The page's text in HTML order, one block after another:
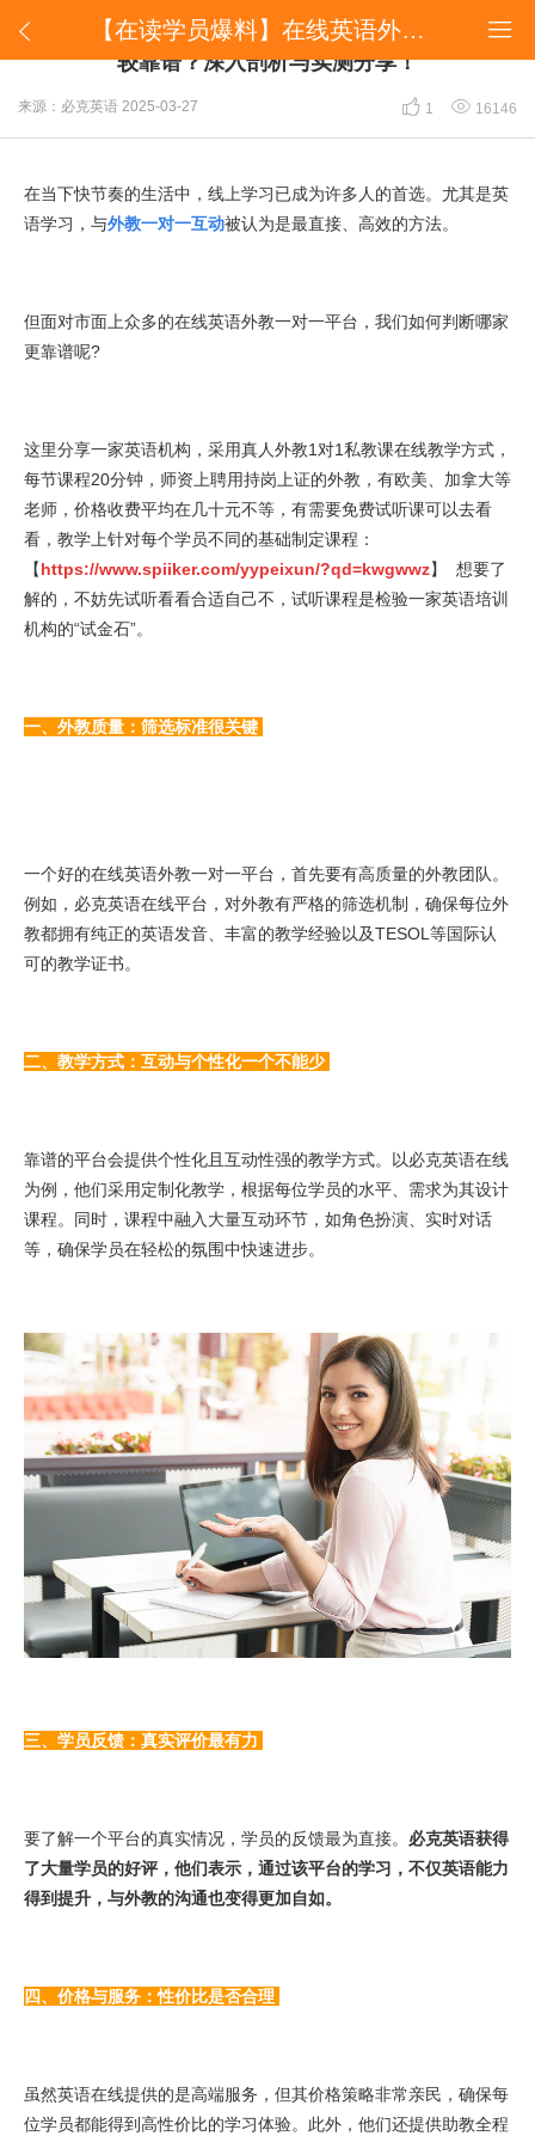
 
【在读学员爆料】在线英语外教一对一，哪一家比较靠谱？深入剖析与实测分享！
【在读学员爆料】在线英语外教一对一，哪一家比
较靠谱？深入剖析与实测分享！
来源：必克英语 2025-03-27  1  16146
在当下快节奏的生活中，线上学习已成为许多人的首选。尤其是英
语学习，与外教一对一互动被认为是最直接、高效的方法。
但面对市面上众多的在线英语外教一对一平台，我们如何判断哪家
更靠谱呢?
这里分享一家英语机构，采用真人外教1对1私教课在线教学方式，
每节课程20分钟，师资上聘用持岗上证的外教，有欧美、加拿大等
老师，价格收费平均在几十元不等，有需要免费试听课可以去看
看，教学上针对每个学员不同的基础制定课程：
【https://www.spiiker.com/yypeixun/?qd=kwgwwz】 想要了
解的，不妨先试听看看合适自己不，试听课程是检验一家英语培训
机构的“试金石”。
一、外教质量：筛选标准很关键
一个好的在线英语外教一对一平台，首先要有高质量的外教团队。
例如，必克英语在线平台，对外教有严格的筛选机制，确保每位外
教都拥有纯正的英语发音、丰富的教学经验以及TESOL等国际认
可的教学证书。
二、教学方式：互动与个性化一个不能少
靠谱的平台会提供个性化且互动性强的教学方式。以必克英语在线
为例，他们采用定制化教学，根据每位学员的水平、需求为其设计
课程。同时，课程中融入大量互动环节，如角色扮演、实时对话
等，确保学员在轻松的氛围中快速进步。
三、学员反馈：真实评价最有力
要了解一个平台的真实情况，学员的反馈最为直接。 必克英语获得
了大量学员的好评，他们表示，通过该平台的学习，不仅英语能力
得到提升，与外教的沟通也变得更加自如。
四、价格与服务：性价比是否合理
虽然英语在线提供的是高端服务，但其价格策略非常亲民，确保每
位学员都能得到高性价比的学习体验。此外，他们还提供助教全程